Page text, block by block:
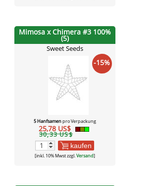
Mimosa x Chimera #3 100%
(5)
Sweet Seeds
-15%
5 Hanfsamenpro Verpackung
25,78 US$
30,33 US$
kaufen
[inkl. 10% Mwst zzgl.Versand]